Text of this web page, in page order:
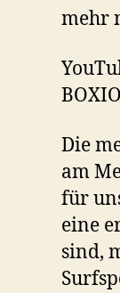
mehr
Die
am
für
eine
sind,